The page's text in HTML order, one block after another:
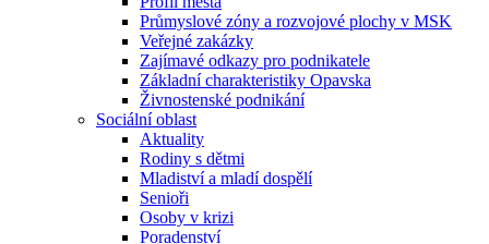
Průmyslové zóny a rozvojové plochy v MSK
Veřejné zakázky
Zajímavé odkazy pro podnikatele
Základní charakteristiky Opavska
Živnostenské podnikání
Sociální oblast
Aktuality
Rodiny s dětmi
Mladiství a mladí dospělí
Senioři
Osoby v krizi
Poradenství